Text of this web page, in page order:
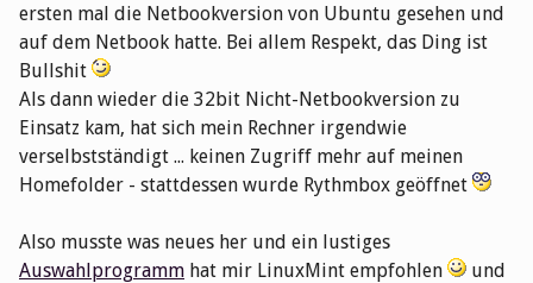
ersten mal die Netbookversion von Ubuntu gesehen und
auf dem Netbook hatte. Bei allem Respekt, das Ding ist
Bullshit
Als dann wieder die 32bit Nicht-Netbookversion zu
Einsatz kam, hat sich mein Rechner irgendwie
verselbstständigt ... keinen Zugriff mehr auf meinen
Homefolder - stattdessen wurde Rythmbox geöffnet
Also musste was neues her und ein lustiges
Auswahlprogramm hat mir LinuxMint empfohlen
und